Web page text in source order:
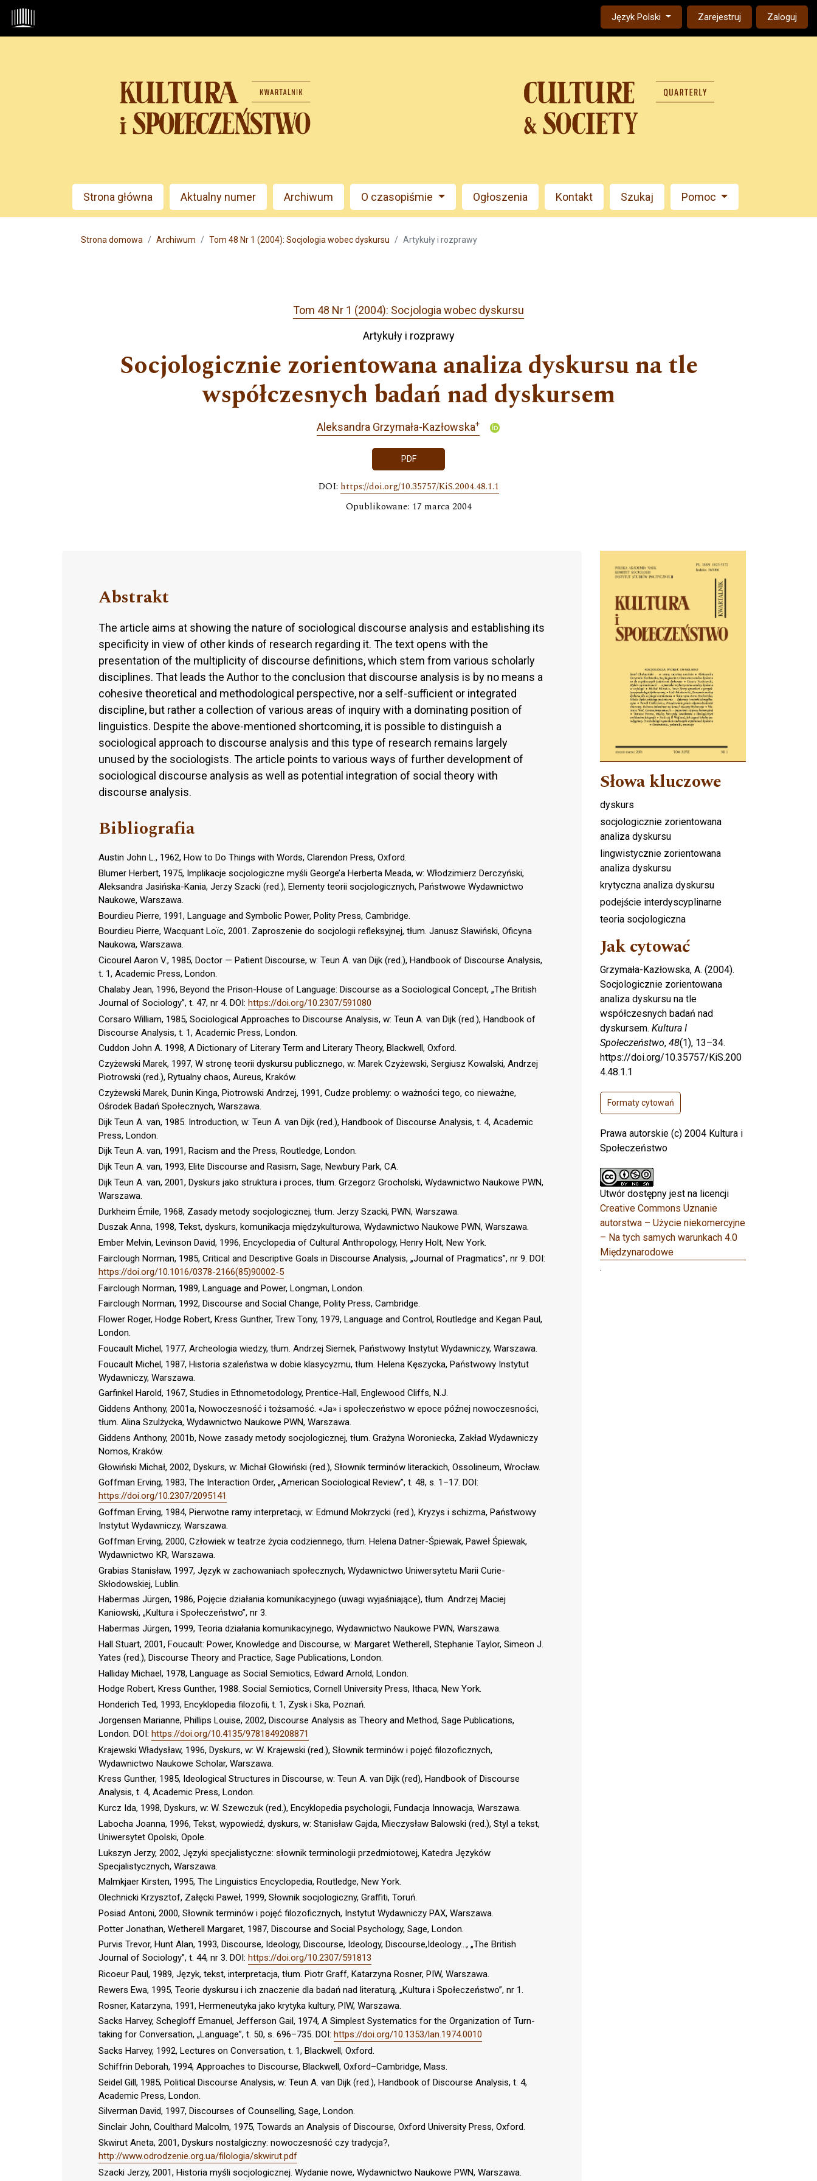
Przejdź do głównego menu
Przejdź do sekcji głównej
Przejdź do stopki
Change the language. The current language is:
Język Polski
Admin menu Zarejestruj Zaloguj
Main menu
Strona główna Aktualny numer Archiwum O czasopiśmie Ogłoszenia Kontakt Szukaj Pomoc
Strona domowa Archiwum Tom 48 Nr 1 (2004): Socjologia wobec dyskursu Artykuły i rozprawy
Tom 48 Nr 1 (2004): Socjologia wobec dyskursu
Artykuły i rozprawy
Socjologicznie zorientowana analiza dyskursu na tle
współczesnych badań nad dyskursem
Aleksandra Grzymała-Kazłowska+
PDF
DOI: https://doi.org/10.35757/KiS.2004.48.1.1
Opublikowane: 17 marca 2004
Abstrakt
The article aims at showing the nature of sociological discourse analysis and establishing its
specificity in view of other kinds of research regarding it. The text opens with the
presentation of the multiplicity of discourse definitions, which stem from various scholarly
disciplines. That leads the Author to the conclusion that discourse analysis is by no means a
cohesive theoretical and methodological perspective, nor a self-sufficient or integrated
discipline, but rather a collection of various areas of inquiry with a dominating position of
linguistics. Despite the above-mentioned shortcoming, it is possible to distinguish a
sociological approach to discourse analysis and this type of research remains largely
unused by the sociologists. The article points to various ways of further development of
sociological discourse analysis as well as potential integration of social theory with
discourse analysis.
Bibliografia
Austin John L., 1962, How to Do Things with Words, Clarendon Press, Oxford.
Blumer Herbert, 1975, Implikacje socjologiczne myśli George’a Herberta Meada, w: Włodzimierz Derczyński,
Aleksandra Jasińska-Kania, Jerzy Szacki (red.), Elementy teorii socjologicznych, Państwowe Wydawnictwo
Naukowe, Warszawa.
Bourdieu Pierre, 1991, Language and Symbolic Power, Polity Press, Cambridge.
Bourdieu Pierre, Wacquant Loïc, 2001. Zaproszenie do socjologii refleksyjnej, tłum. Janusz Sławiński, Oficyna
Naukowa, Warszawa.
Cicourel Aaron V., 1985, Doctor — Patient Discourse, w: Teun A. van Dijk (red.), Handbook of Discourse Analysis,
t. 1, Academic Press, London.
Chalaby Jean, 1996, Beyond the Prison-House of Language: Discourse as a Sociological Concept, „The British
Journal of Sociology”, t. 47, nr 4. DOI: https://doi.org/10.2307/591080
Corsaro William, 1985, Sociological Approaches to Discourse Analysis, w: Teun A. van Dijk (red.), Handbook of
Discourse Analysis, t. 1, Academic Press, London.
Cuddon John A. 1998, A Dictionary of Literary Term and Literary Theory, Blackwell, Oxford.
Czyżewski Marek, 1997, W stronę teorii dyskursu publicznego, w: Marek Czyżewski, Sergiusz Kowalski, Andrzej
Piotrowski (red.), Rytualny chaos, Aureus, Kraków.
Czyżewski Marek, Dunin Kinga, Piotrowski Andrzej, 1991, Cudze problemy: o ważności tego, co nieważne,
Ośrodek Badań Społecznych, Warszawa.
Dijk Teun A. van, 1985. Introduction, w: Teun A. van Dijk (red.), Handbook of Discourse Analysis, t. 4, Academic
Press, London.
Dijk Teun A. van, 1991, Racism and the Press, Routledge, London.
Dijk Teun A. van, 1993, Elite Discourse and Rasism, Sage, Newbury Park, CA.
Dijk Teun A. van, 2001, Dyskurs jako struktura i proces, tłum. Grzegorz Grocholski, Wydawnictwo Naukowe PWN,
Warszawa.
Durkheim Émile, 1968, Zasady metody socjologicznej, tłum. Jerzy Szacki, PWN, Warszawa.
Duszak Anna, 1998, Tekst, dyskurs, komunikacja międzykulturowa, Wydawnictwo Naukowe PWN, Warszawa.
Ember Melvin, Levinson David, 1996, Encyclopedia of Cultural Anthropology, Henry Holt, New York.
Fairclough Norman, 1985, Critical and Descriptive Goals in Discourse Analysis, „Journal of Pragmatics”, nr 9. DOI:
https://doi.org/10.1016/0378-2166(85)90002-5
Fairclough Norman, 1989, Language and Power, Longman, London.
Fairclough Norman, 1992, Discourse and Social Change, Polity Press, Cambridge.
Flower Roger, Hodge Robert, Kress Gunther, Trew Tony, 1979, Language and Control, Routledge and Kegan Paul,
London.
Foucault Michel, 1977, Archeologia wiedzy, tłum. Andrzej Siemek, Państwowy Instytut Wydawniczy, Warszawa.
Foucault Michel, 1987, Historia szaleństwa w dobie klasycyzmu, tłum. Helena Kęszycka, Państwowy Instytut
Wydawniczy, Warszawa.
Garfinkel Harold, 1967, Studies in Ethnometodology, Prentice-Hall, Englewood Cliffs, N.J.
Giddens Anthony, 2001a, Nowoczesność i tożsamość. «Ja» i społeczeństwo w epoce późnej nowoczesności,
tłum. Alina Szulżycka, Wydawnictwo Naukowe PWN, Warszawa.
Giddens Anthony, 2001b, Nowe zasady metody socjologicznej, tłum. Grażyna Woroniecka, Zakład Wydawniczy
Nomos, Kraków.
Głowiński Michał, 2002, Dyskurs, w: Michał Głowiński (red.), Słownik terminów literackich, Ossolineum, Wrocław.
Goffman Erving, 1983, The Interaction Order, „American Sociological Review”, t. 48, s. 1–17. DOI:
https://doi.org/10.2307/2095141
Goffman Erving, 1984, Pierwotne ramy interpretacji, w: Edmund Mokrzycki (red.), Kryzys i schizma, Państwowy
Instytut Wydawniczy, Warszawa.
Goffman Erving, 2000, Człowiek w teatrze życia codziennego, tłum. Helena Datner-Śpiewak, Paweł Śpiewak,
Wydawnictwo KR, Warszawa.
Grabias Stanisław, 1997, Język w zachowaniach społecznych, Wydawnictwo Uniwersytetu Marii Curie-
Skłodowskiej, Lublin.
Habermas Jürgen, 1986, Pojęcie działania komunikacyjnego (uwagi wyjaśniające), tłum. Andrzej Maciej
Kaniowski, „Kultura i Społeczeństwo”, nr 3.
Habermas Jürgen, 1999, Teoria działania komunikacyjnego, Wydawnictwo Naukowe PWN, Warszawa.
Hall Stuart, 2001, Foucault: Power, Knowledge and Discourse, w: Margaret Wetherell, Stephanie Taylor, Simeon J.
Yates (red.), Discourse Theory and Practice, Sage Publications, London.
Halliday Michael, 1978, Language as Social Semiotics, Edward Arnold, London.
Hodge Robert, Kress Gunther, 1988. Social Semiotics, Cornell University Press, Ithaca, New York.
Honderich Ted, 1993, Encyklopedia filozofii, t. 1, Zysk i Ska, Poznań.
Jorgensen Marianne, Phillips Louise, 2002, Discourse Analysis as Theory and Method, Sage Publications,
London. DOI: https://doi.org/10.4135/9781849208871
Krajewski Władysław, 1996, Dyskurs, w: W. Krajewski (red.), Słownik terminów i pojęć filozoficznych,
Wydawnictwo Naukowe Scholar, Warszawa.
Kress Gunther, 1985, Ideological Structures in Discourse, w: Teun A. van Dijk (red), Handbook of Discourse
Analysis, t. 4, Academic Press, London.
Kurcz Ida, 1998, Dyskurs, w: W. Szewczuk (red.), Encyklopedia psychologii, Fundacja Innowacja, Warszawa.
Labocha Joanna, 1996, Tekst, wypowiedź, dyskurs, w: Stanisław Gajda, Mieczysław Balowski (red.), Styl a tekst,
Uniwersytet Opolski, Opole.
Lukszyn Jerzy, 2002, Języki specjalistyczne: słownik terminologii przedmiotowej, Katedra Języków
Specjalistycznych, Warszawa.
Malmkjaer Kirsten, 1995, The Linguistics Encyclopedia, Routledge, New York.
Olechnicki Krzysztof, Załęcki Paweł, 1999, Słownik socjologiczny, Graffiti, Toruń.
Posiad Antoni, 2000, Słownik terminów i pojęć filozoficznych, Instytut Wydawniczy PAX, Warszawa.
Potter Jonathan, Wetherell Margaret, 1987, Discourse and Social Psychology, Sage, London.
Purvis Trevor, Hunt Alan, 1993, Discourse, Ideology, Discourse, Ideology, Discourse,Ideology…, „The British
Journal of Sociology”, t. 44, nr 3. DOI: https://doi.org/10.2307/591813
Ricoeur Paul, 1989, Język, tekst, interpretacja, tłum. Piotr Graff, Katarzyna Rosner, PIW, Warszawa.
Rewers Ewa, 1995, Teorie dyskursu i ich znaczenie dla badań nad literaturą, „Kultura i Społeczeństwo”, nr 1.
Rosner, Katarzyna, 1991, Hermeneutyka jako krytyka kultury, PIW, Warszawa.
Sacks Harvey, Schegloff Emanuel, Jefferson Gail, 1974, A Simplest Systematics for the Organization of Turn-
taking for Conversation, „Language”, t. 50, s. 696–735. DOI: https://doi.org/10.1353/lan.1974.0010
Sacks Harvey, 1992, Lectures on Conversation, t. 1, Blackwell, Oxford.
Schiffrin Deborah, 1994, Approaches to Discourse, Blackwell, Oxford–Cambridge, Mass.
Seidel Gill, 1985, Political Discourse Analysis, w: Teun A. van Dijk (red.), Handbook of Discourse Analysis, t. 4,
Academic Press, London.
Silverman David, 1997, Discourses of Counselling, Sage, London.
Sinclair John, Coulthard Malcolm, 1975, Towards an Analysis of Discourse, Oxford University Press, Oxford.
Skwirut Aneta, 2001, Dyskurs nostalgiczny: nowoczesność czy tradycja?,
http://www.odrodzenie.org.ua/filologia/skwirut.pdf
Szacki Jerzy, 2001, Historia myśli socjologicznej. Wydanie nowe, Wydawnictwo Naukowe PWN, Warszawa.
Cover image
Słowa kluczowe
dyskurs
socjologicznie zorientowana
analiza dyskursu
lingwistycznie zorientowana
analiza dyskursu
krytyczna analiza dyskursu
podejście interdyscyplinarne
teoria socjologiczna
Jak cytować
Grzymała-Kazłowska, A. (2004).
Socjologicznie zorientowana
analiza dyskursu na tle
współczesnych badań nad
dyskursem. Kultura I
Społeczeństwo, 48(1), 13–34.
https://doi.org/10.35757/KiS.200
4.48.1.1
Formaty cytowań
Prawa autorskie (c) 2004 Kultura i
Społeczeństwo
Utwór dostępny jest na licencji
Creative Commons Uznanie
autorstwa – Użycie niekomercyjne
– Na tych samych warunkach 4.0
Międzynarodowe
.